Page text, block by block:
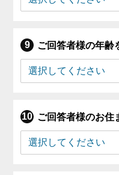
ご回答者様の年齢
ご回答者様のお住